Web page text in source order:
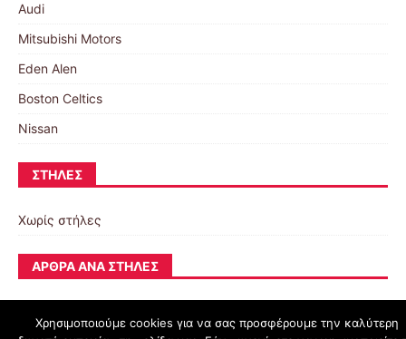
Audi
Mitsubishi Motors
Eden Alen
Boston Celtics
Nissan
ΣΤΉΛΕΣ
Χωρίς στήλες
ΆΡΘΡΑ ΑΝΆ ΣΤΉΛΕΣ
Χρησιμοποιούμε cookies για να σας προσφέρουμε την καλύτερη